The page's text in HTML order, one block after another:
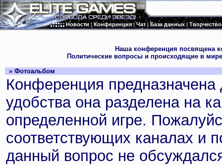
Новости|Конференция|Чат|База данных|Творчество
Наша конференция посвящена
Политические вопросы и происходящие в
» Фотоальбом
Конференция
удобства она разделена на
определенной игре.
соответствующих каналах и
данный вопрос не